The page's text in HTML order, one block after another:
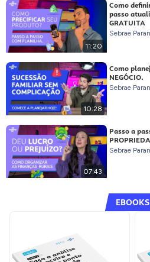
11:20
Como
passo
GRATUITA
Sebrae
10:28
Como
NEGÓCIO.
Sebrae
07:43
Passo a
Sebrae
EBOOKS